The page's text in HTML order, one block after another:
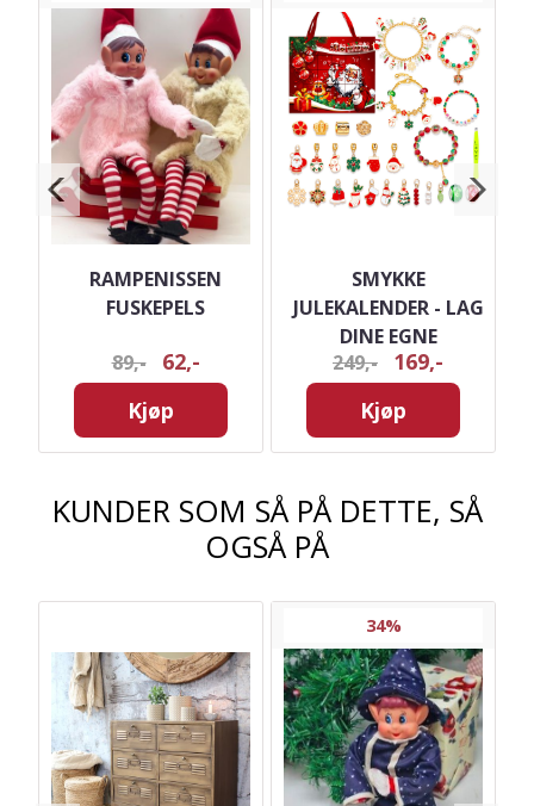
RAMPENISSEN
FUSKEPELS
89,-
62,-
Kjøp
SMYKKE
JULEKALENDER - LAG
DINE EGNE
JULESMYKKER
249,-
169,-
Kjøp
KUNDER SOM SÅ PÅ DETTE, SÅ
OGSÅ PÅ
34%